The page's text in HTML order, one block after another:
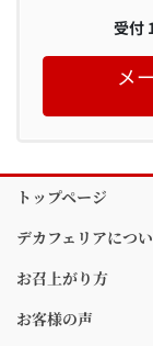
受付
メ
トップページ
デカフェリアにつ
お召上がり方
お客様の声